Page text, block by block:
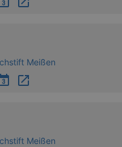
Meißen
Meißen